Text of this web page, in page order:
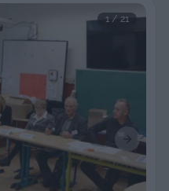
1 / 21
Next